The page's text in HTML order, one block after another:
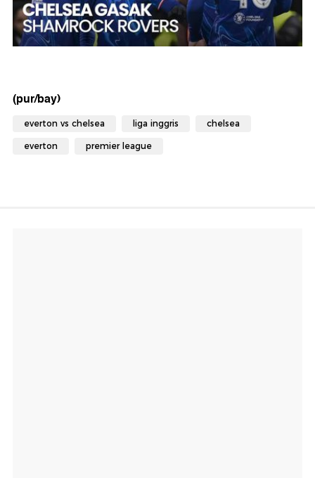
(pur/bay)
everton vs chelsea liga inggris chelsea
everton premier league